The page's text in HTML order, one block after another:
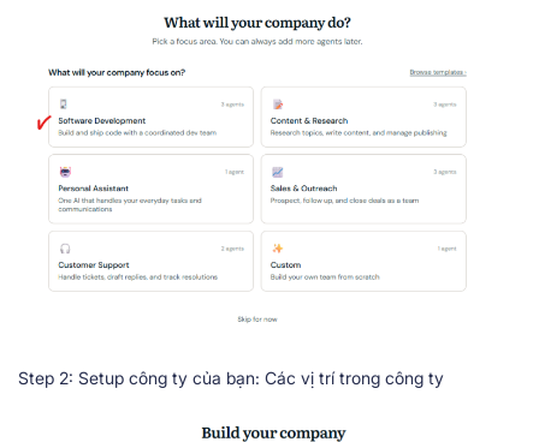
Step 2: Setup công ty của bạn: Các vị trí trong công ty